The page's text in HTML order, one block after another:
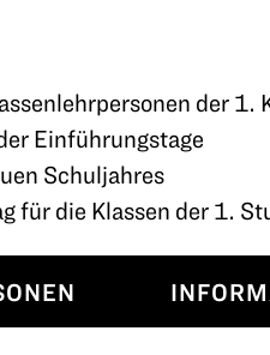
der 1.
Einführungstage
Schuljahres
für die Klassen der 1.